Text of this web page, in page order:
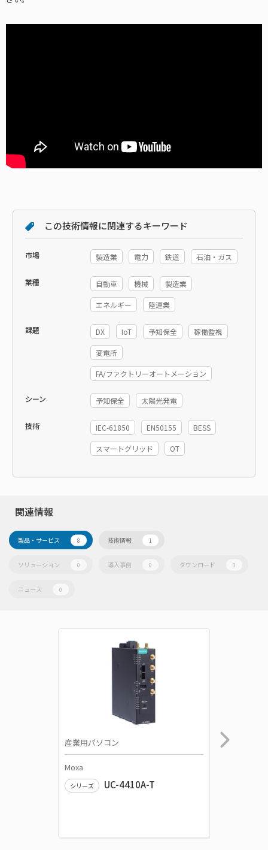
この技術情報に関連するキーワード
市場 製造業 電力 鉄道 石油・ガス
業種 自動車 機械 製造業
エネルギー 陸運業
課題 DX IoT 予知保全 稼働監視
変電所
FA/ファクトリーオートメーション
シーン 予知保全 太陽光発電
技術 IEC-61850 EN50155 BESS
スマートグリッド OT
関連情報
製品・サービス 8 技術情報 1
ソリューション 0 導入事例 0 ダウンロード 0
ニュース 0
産業用パソコン
Moxa
シリーズ UC-4410A-T